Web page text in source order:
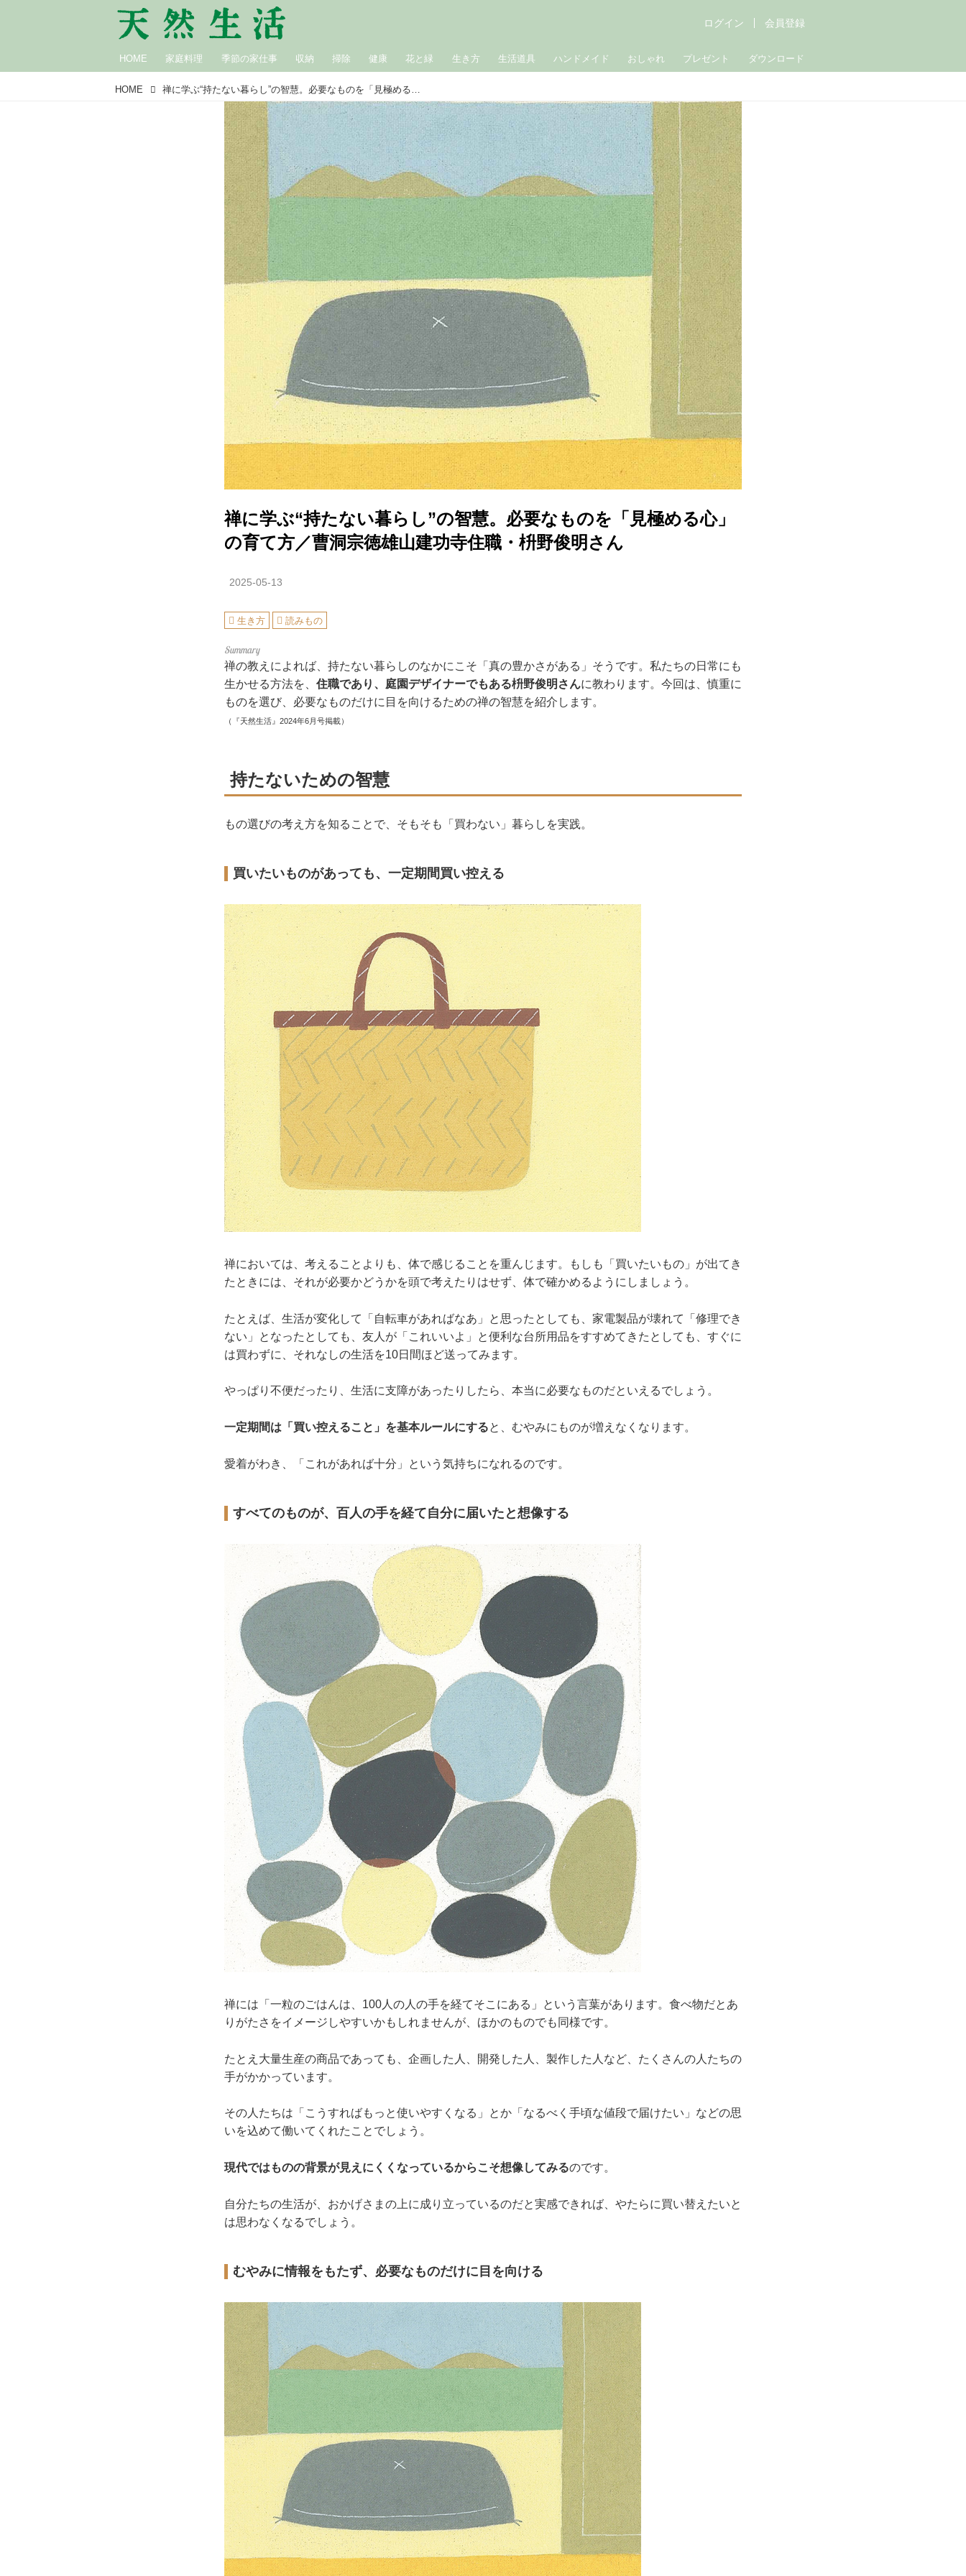
HOME 家庭料理 季節の家仕事 収納 掃除 健康 花と緑 生き方 生活道具 ハンドメイド おしゃれ プレゼント ダウンロード
ログイン 会員登録
HOME 禅に学ぶ“持たない暮らし”の智慧。必要なものを「見極める心」の育て方／曹洞宗徳雄山建功寺住職・枡野俊明さん
禅に学ぶ“持たない暮らし”の智慧。必要なものを「見極める心」
の育て方／曹洞宗徳雄山建功寺住職・枡野俊明さん
2025-05-13
生き方 読みもの
禅の教えによれば、持たない暮らしのなかにこそ「真の豊かさがある」そうです。私たちの日常にも
生かせる方法を、 住職であり、庭園デザイナーでもある枡野俊明さんに教わります。今回は、慎重に
ものを選び、必要なものだけに目を向けるための禅の智慧を紹介します。
（『天然生活』2024年6月号掲載）
持たないための智慧
もの選びの考え方を知ることで、そもそも「買わない」暮らしを実践。
買いたいものがあっても、一定期間買い控える
禅においては、考えることよりも、体で感じることを重んじます。もしも「買いたいもの」が出てき
たときには、それが必要かどうかを頭で考えたりはせず、体で確かめるようにしましょう。
たとえば、生活が変化して「自転車があればなあ」と思ったとしても、家電製品が壊れて「修理でき
ない」となったとしても、友人が「これいいよ」と便利な台所用品をすすめてきたとしても、すぐに
は買わずに、それなしの生活を10日間ほど送ってみます。
やっぱり不便だったり、生活に支障があったりしたら、本当に必要なものだといえるでしょう。
一定期間は「買い控えること」を基本ルールにすると、むやみにものが増えなくなります。
愛着がわき、「これがあれば十分」という気持ちになれるのです。
すべてのものが、百人の手を経て自分に届いたと想像する
禅には「一粒のごはんは、100人の人の手を経てそこにある」という言葉があります。食べ物だとあ
りがたさをイメージしやすいかもしれませんが、ほかのものでも同様です。
たとえ大量生産の商品であっても、企画した人、開発した人、製作した人など、たくさんの人たちの
手がかかっています。
その人たちは「こうすればもっと使いやすくなる」とか「なるべく手頃な値段で届けたい」などの思
いを込めて働いてくれたことでしょう。
現代ではものの背景が見えにくくなっているからこそ想像してみるのです。
自分たちの生活が、おかげさまの上に成り立っているのだと実感できれば、やたらに買い替えたいと
は思わなくなるでしょう。
むやみに情報をもたず、必要なものだけに目を向ける